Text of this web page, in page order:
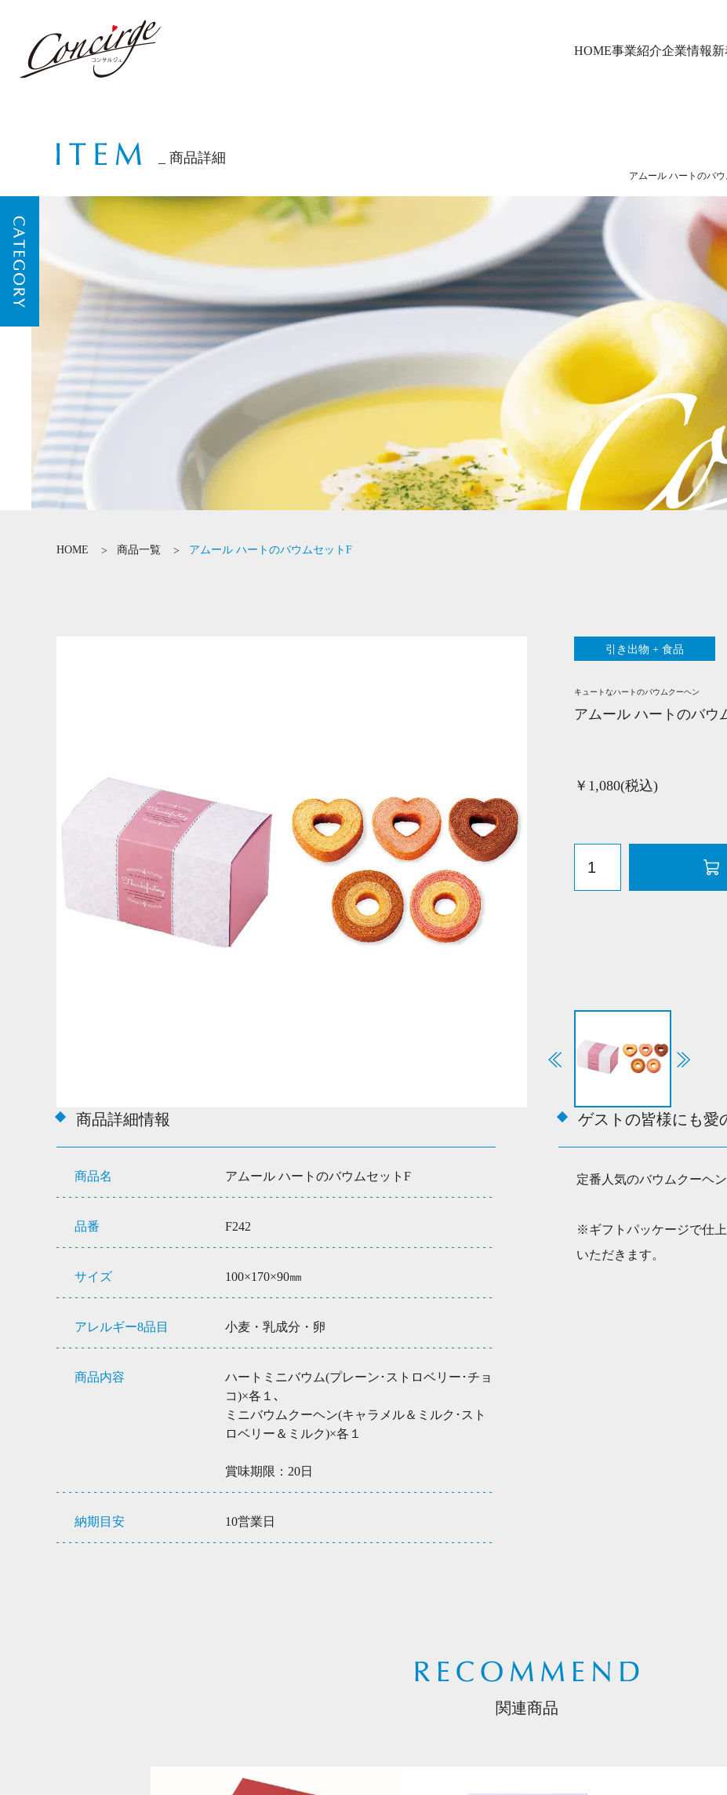
アムール ハートのバ
HOME事業紹介企業情報
商品詳細
HOME 商品一覧 アムール ハートのバウムセットF
引き出物 + 食品
キュートなハートのバウムクーヘン
アムール ハートのバウ
￥1,080(税込)
ー
ム
F
商品詳細情報
商品名 アムール ハートのバウムセットF
品番 F242
サイズ 100×170×90㎜
アレルギー8品目 小麦・乳成分・卵
商品内容
ハートミニバウム(プレーン･ストロベリー･チョ
コ)×各１､
ミニバウムクーヘン(キャラメル＆ミルク･スト
ロベリー＆ミルク)×各１
賞味期限：20日
納期目安 10営業日
ゲストの皆様にも
定番人気のバウムクーヘ
※ギフトパッケージで仕
いただきます。
関連商品
CATEGORY